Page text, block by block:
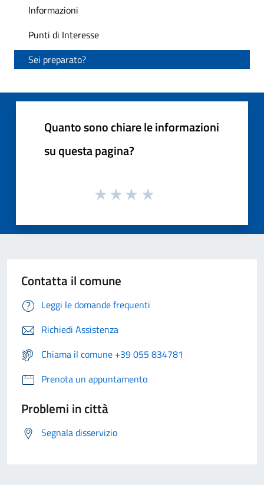
Informazioni
Punti di Interesse
Sei preparato?
Quanto sono chiare le informazioni
su questa pagina?
Contatta il comune
Leggi le domande frequenti
Richiedi Assistenza
Chiama il comune +39 055 834781
Prenota un appuntamento
Problemi in città
Segnala disservizio